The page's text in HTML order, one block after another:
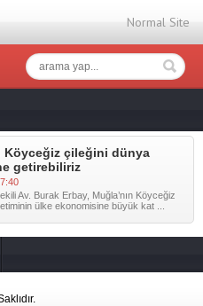
Normal Site
Köyceğiz çileğini dünya
getirebiliriz
Av. Burak Erbay, Muğla’nın Köyceğiz
ülke ekonomisine büyük kat ...